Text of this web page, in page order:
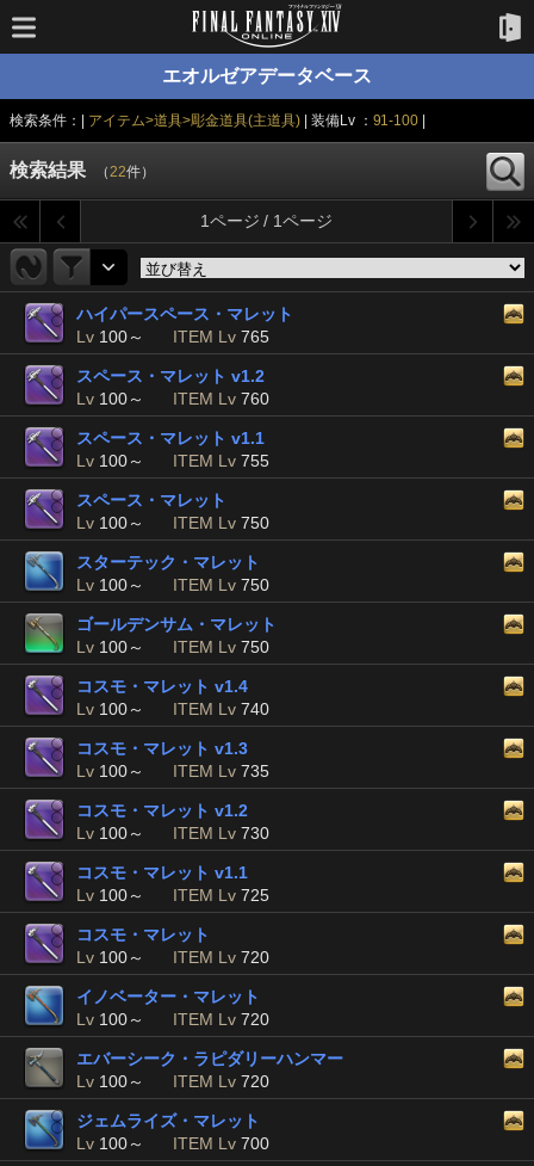
エオルゼアデータベース
検索条件：| アイテム>道具>彫金道具(主道具) | 装備Lv ： 91-100
検索結果 （22件）
1ページ / 1ページ
ハイパースペース・マレット
Lv 100～ ITEM Lv 765
スペース・マレット v1.2
Lv 100～ ITEM Lv 760
スペース・マレット v1.1
Lv 100～ ITEM Lv 755
スペース・マレット
Lv 100～ ITEM Lv 750
スターテック・マレット
Lv 100～ ITEM Lv 750
ゴールデンサム・マレット
Lv 100～ ITEM Lv 750
コスモ・マレット v1.4
Lv 100～ ITEM Lv 740
コスモ・マレット v1.3
Lv 100～ ITEM Lv 735
コスモ・マレット v1.2
Lv 100～ ITEM Lv 730
コスモ・マレット v1.1
Lv 100～ ITEM Lv 725
コスモ・マレット
Lv 100～ ITEM Lv 720
イノベーター・マレット
Lv 100～ ITEM Lv 720
エバーシーク・ラピダリーハンマー
Lv 100～ ITEM Lv 720
ジェムライズ・マレット
Lv 100～ ITEM Lv 700